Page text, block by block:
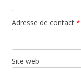
Adresse de contact *
Site web